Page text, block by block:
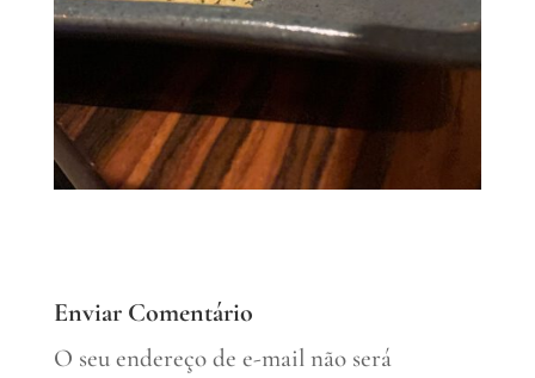
Enviar Comentário
O seu endereço de e-mail não será